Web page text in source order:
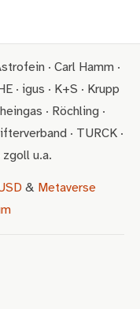
· Carl Hamm ·
· igus · K+S · Krupp
· Röchling ·
· TURCK ·
zgoll u.a.
& Metaverse